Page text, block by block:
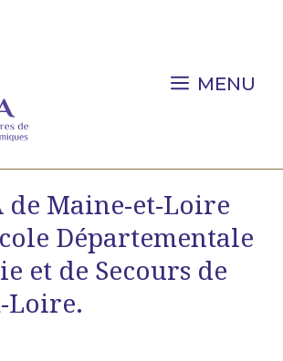
MENU
de Maine-et-Loire
Départementale
et de Secours de
Loire.